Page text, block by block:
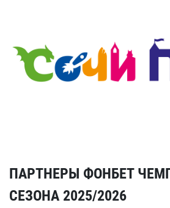
ПАРТНЕРЫ ФОНБЕТ
СЕЗОНА 2025/2026